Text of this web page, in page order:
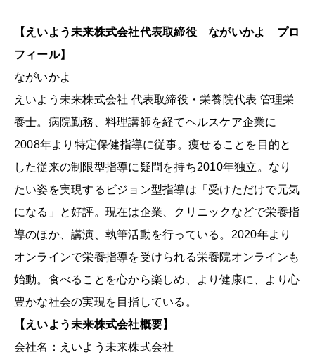
【えいよう未来株式会社代表取締役 ながいかよ プロ
フィール】
ながいかよ
えいよう未来株式会社 代表取締役・栄養院代表 管理栄
養士。病院勤務、料理講師を経てヘルスケア企業に
2008年より特定保健指導に従事。痩せることを目的と
した従来の制限型指導に疑問を持ち2010年独立。なり
たい姿を実現するビジョン型指導は「受けただけで元気
になる」と好評。現在は企業、クリニックなどで栄養指
導のほか、講演、執筆活動を行っている。2020年より
オンラインで栄養指導を受けられる栄養院オンラインも
始動。食べることを心から楽しめ、より健康に、より心
豊かな社会の実現を目指している。
【えいよう未来株式会社概要】
会社名：えいよう未来株式会社